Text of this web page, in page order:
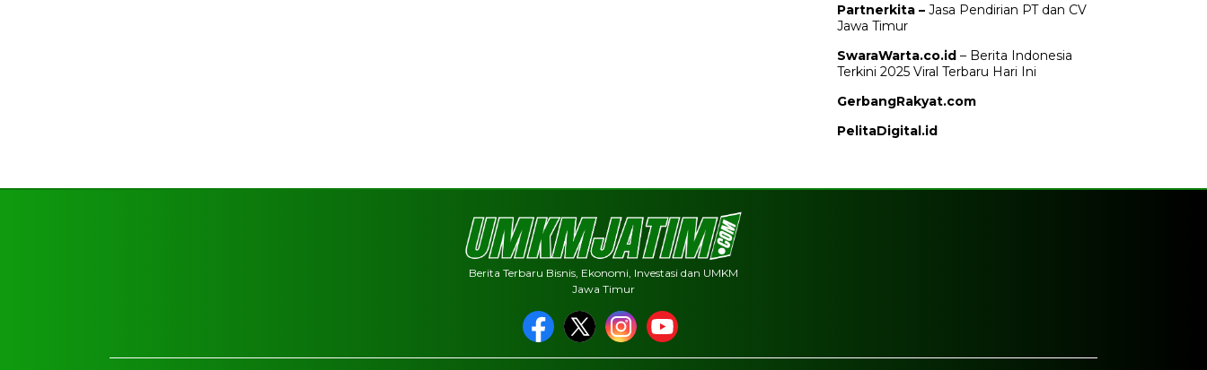
Partnerkita – Jasa Pendirian PT dan CV
Jawa Timur
SwaraWarta.co.id – Berita Indonesia
Terkini 2025 Viral Terbaru Hari Ini
GerbangRakyat.com
PelitaDigital.id
Berita Terbaru Bisnis, Ekonomi, Investasi dan UMKM
Jawa Timur